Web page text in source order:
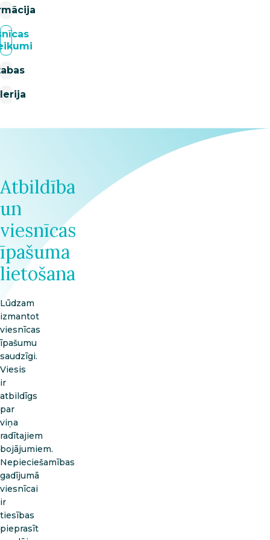
Atbildība
un
viesnīcas
īpašuma
lietošana
Lūdzam
izmantot
viesnīcas
īpašumu
saudzīgi.
Viesis
ir
atbildīgs
par
viņa
radītajiem
bojājumiem.
Nepieciešamības
gadījumā
viesnīcai
ir
tiesības
pieprasīt